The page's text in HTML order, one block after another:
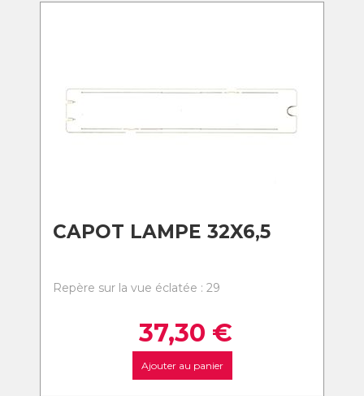
CAPOT LAMPE 32X6,5
Repère sur la vue éclatée : 29
37,30 €
Ajouter au panier